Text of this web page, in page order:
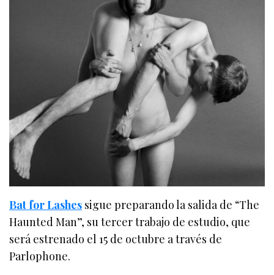
Bat for Lashes sigue preparando la salida de “The
Haunted Man”, su tercer trabajo de estudio, que
será estrenado el 15 de octubre a través de
Parlophone.